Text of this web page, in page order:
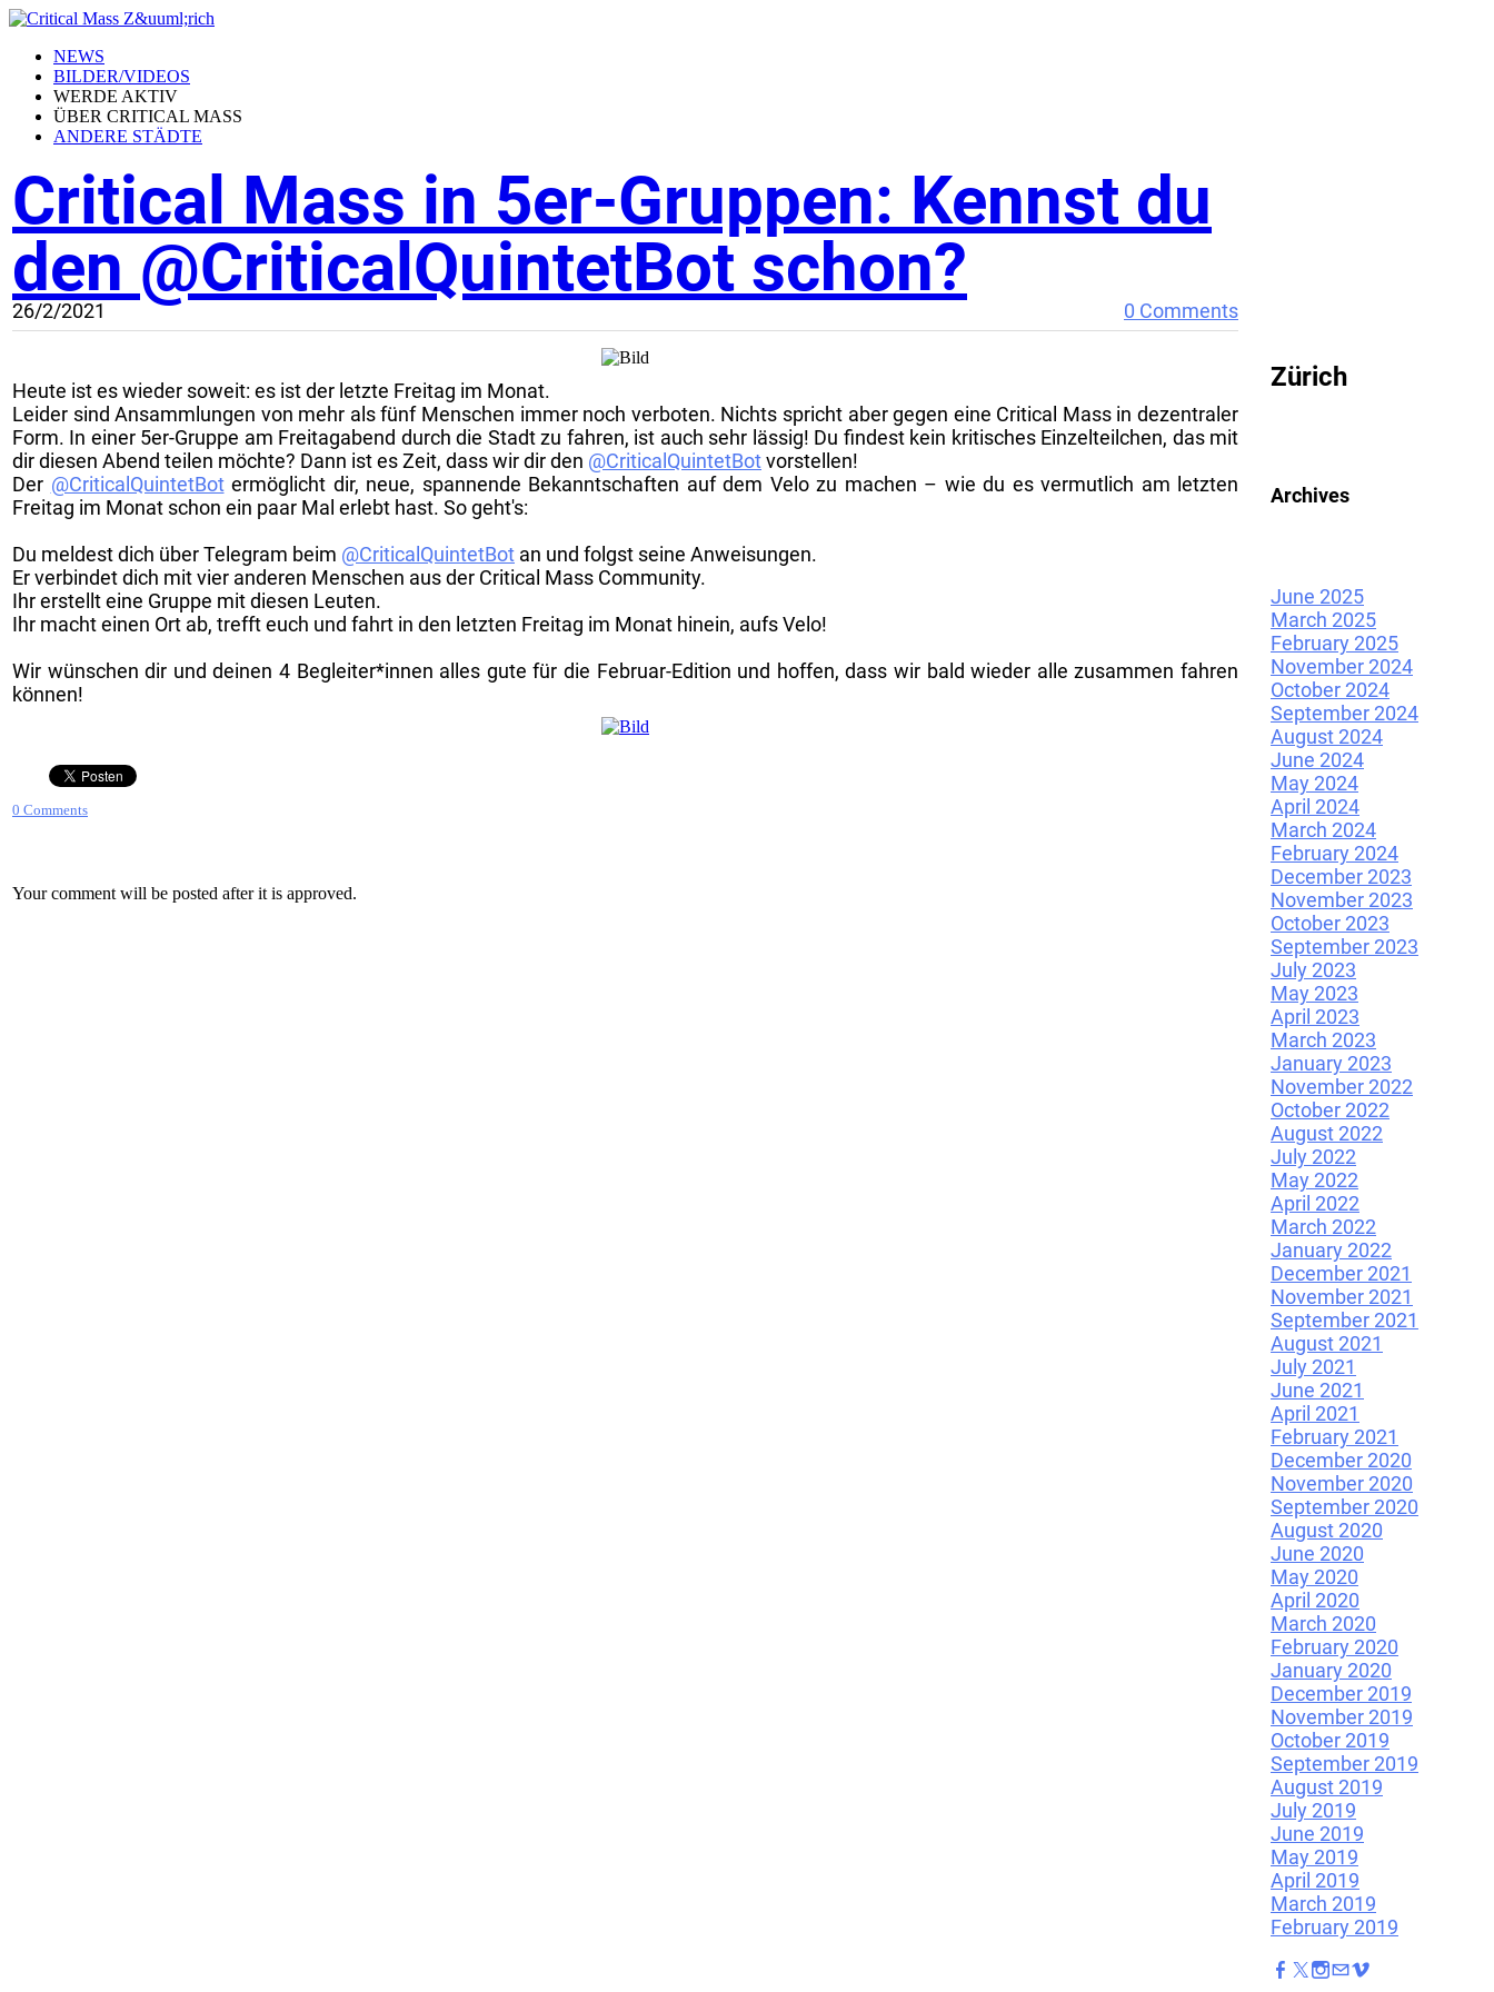
NEWS
BILDER/VIDEOS
WERDE AKTIV
ÜBER CRITICAL MASS
ANDERE STÄDTE
Critical Mass in 5er-Gruppen: Kennst du
den @CriticalQuintetBot schon?
26/2/2021 0 Comments
Heute ist es wieder soweit: es ist der letzte Freitag im Monat.
Leider sind Ansammlungen von mehr als fünf Menschen immer noch verboten. Nichts spricht aber gegen eine Critical Mass in dezentraler
Form. In einer 5er-Gruppe am Freitagabend durch die Stadt zu fahren, ist auch sehr lässig! Du findest kein kritisches Einzelteilchen, das mit
dir diesen Abend teilen möchte? Dann ist es Zeit, dass wir dir den @CriticalQuintetBotvorstellen!
Der @CriticalQuintetBotermöglicht dir, neue, spannende Bekanntschaften auf dem Velo zu machen – wie du es vermutlich am letzten
Freitag im Monat schon ein paar Mal erlebt hast. So geht's:
Du meldest dich über Telegram beim @CriticalQuintetBot an und folgst seine Anweisungen.
Er verbindet dich mit vier anderen Menschen aus der Critical Mass Community.
Ihr erstellt eine Gruppe mit diesen Leuten.
Ihr macht einen Ort ab, trefft euch und fahrt in den letzten Freitag im Monat hinein, aufs Velo!
Wir wünschen dir und deinen 4 Begleiter*innen alles gute für die Februar-Edition und hoffen, dass wir bald wieder alle zusammen fahren
können!
0 Comments
Your comment will be posted after it is approved.
Zürich
Archives
June 2025
March 2025
February 2025
November 2024
October 2024
September 2024
August 2024
June 2024
May 2024
April 2024
March 2024
February 2024
December 2023
November 2023
October 2023
September 2023
July 2023
May 2023
April 2023
March 2023
January 2023
November 2022
October 2022
August 2022
July 2022
May 2022
April 2022
March 2022
January 2022
December 2021
November 2021
September 2021
August 2021
July 2021
June 2021
April 2021
February 2021
December 2020
November 2020
September 2020
August 2020
June 2020
May 2020
April 2020
March 2020
February 2020
January 2020
December 2019
November 2019
October 2019
September 2019
August 2019
July 2019
June 2019
May 2019
April 2019
March 2019
February 2019